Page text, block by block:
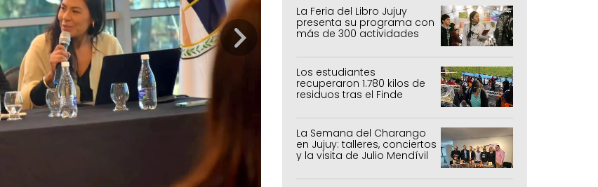
La Feria del Libro Jujuy
presenta su programa con
más de 300 actividades
Los estudiantes
recuperaron 1.780 kilos de
residuos tras el Finde
La Semana del Charango
en Jujuy: talleres, conciertos
y la visita de Julio Mendívil